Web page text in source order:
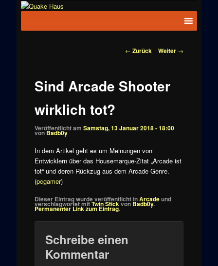
News zu
Beitragsnavigation
← Zurück Weiter →
Sind Arcade Shooter
wirklich tot?
Veröffentlicht am Samstag, 13 Januar 2018 - 18:00
vonBadb0y
In dem Artikel geht es um Meinungen von
Entwicklern über das Housemarque-Zitat „Arcade ist
tot“ und deren Rückzug aus dem Arcade Genre.
(pcgamer)
Dieser Eintrag wurde veröffentlicht inArcadeund
verschlagwortet mitTwin StickvonBadb0y.
Permanenter Link zum Eintrag.
Schreibe einen
Kommentar